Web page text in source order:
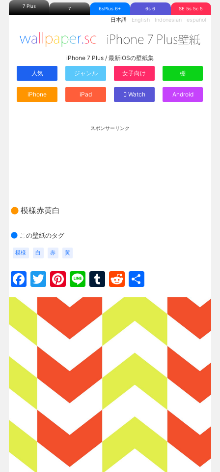
7 Plus 7 6sPlus 6+ 6s 6 SE 5s 5c 5
日本語 English Indonesian español
iPhone 7 Plus / 最新iOSの壁紙集
人気 ジャンル 女子向け 棚
iPhone iPad Watch Android
スポンサーリンク
模様赤黄白
この壁紙のタグ
模様 白 赤 黄
Facebook
Twitter
Pinterest
LineTumblr
Reddit
有